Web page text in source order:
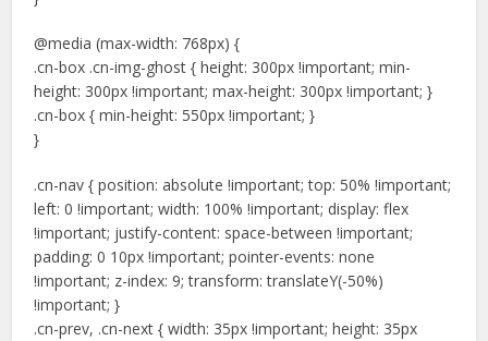
@media (max-width: 768px) {
.cn-box .cn-img-ghost { height: 300px !important; min-
height: 300px !important; max-height: 300px !important; }
.cn-box { min-height: 550px !important; }
}
.cn-nav { position: absolute !important; top: 50% !important;
left: 0 !important; width: 100% !important; display: flex
!important; justify-content: space-between !important;
padding: 0 10px !important; pointer-events: none
!important; z-index: 9; transform: translateY(-50%)
!important; }
.cn-prev, .cn-next { width: 35px !important; height: 35px